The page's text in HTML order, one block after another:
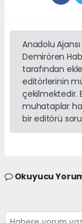
Anadolu
Demirören
tarafından
editörlerinin
çekilmektedir.
muhataplar
bir editörü
Okuyucu